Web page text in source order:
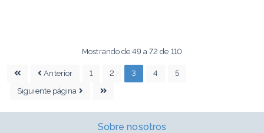
Mostrando de 49 a 72 de 110
Anterior 1 2 3 4
5
Siguiente página
Sobre nosotros